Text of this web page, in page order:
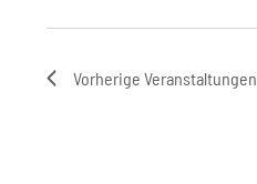
Vorherige Veranstaltungen